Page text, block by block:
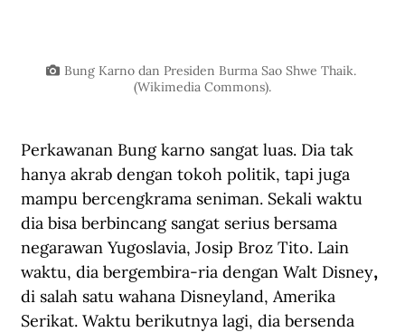
Bung Karno dan Presiden Burma Sao Shwe Thaik.
(Wikimedia Commons).
Perkawanan Bung karno sangat luas. Dia tak
hanya akrab dengan tokoh politik, tapi juga
mampu bercengkrama seniman. Sekali waktu
dia bisa berbincang sangat serius bersama
negarawan Yugoslavia, Josip Broz Tito. Lain
waktu, dia bergembira-ria dengan Walt Disney,
di salah satu wahana Disneyland, Amerika
Serikat. Waktu berikutnya lagi, dia bersenda